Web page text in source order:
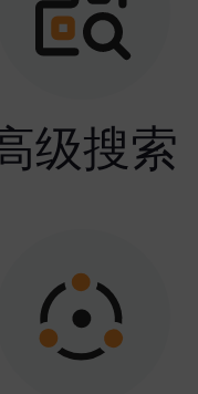
级搜索